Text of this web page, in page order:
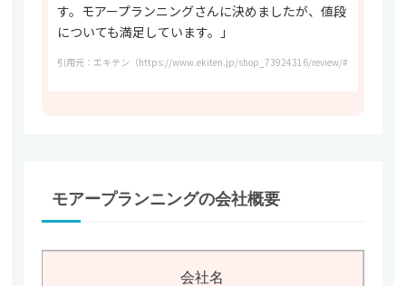
す。モアープランニングさんに決めましたが、値段
についても満足しています。」
引用元：エキテン（https://www.ekiten.jp/shop_73924316/review/
モアープランニングの会社概要
会社名